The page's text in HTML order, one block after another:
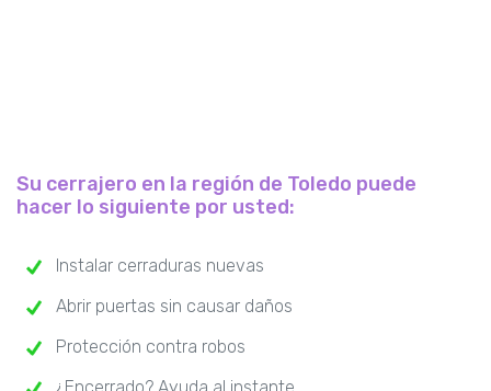
Su cerrajero en la región de Toledo puede
hacer lo siguiente por usted:
Instalar cerraduras nuevas
Abrir puertas sin causar daños
Protección contra robos